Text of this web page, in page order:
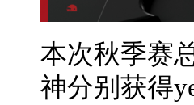
本次秋季赛
神分别获得